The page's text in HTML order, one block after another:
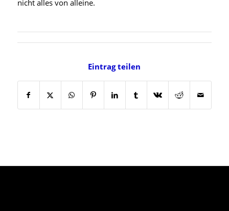
nicht alles von alleine.
Eintrag teilen